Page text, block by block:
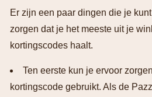
Er zijn een paar dingen die je
zorgen dat je het meeste uit je
kortingscodes haalt.
Ten eerste kun je ervoor
kortingscode gebruikt. Als de